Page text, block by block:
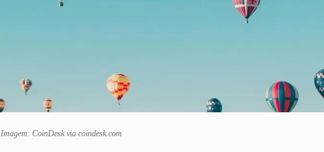
Imagem: CoinDesk via coindesk.com